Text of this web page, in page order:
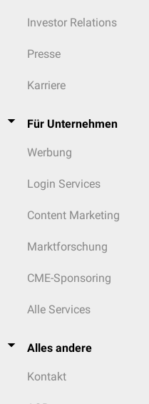
Investor Relations
Presse
Karriere
Für Unternehmen
Werbung
Login Services
Content Marketing
Marktforschung
CME-Sponsoring
Alle Services
Alles andere
Kontakt